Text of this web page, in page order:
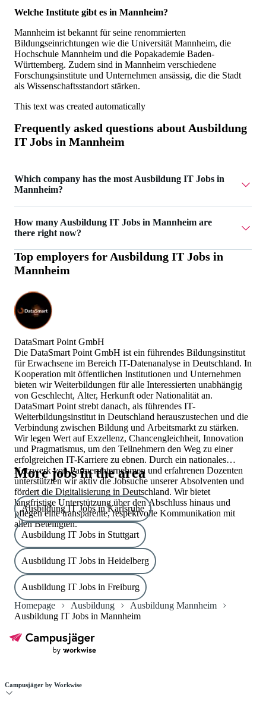
Welche Institute gibt es in Mannheim?
Mannheim ist bekannt für seine renommierten
Bildungseinrichtungen wie die Universität Mannheim, die
Hochschule Mannheim und die Popakademie Baden-
Württemberg. Zudem sind in Mannheim verschiedene
Forschungsinstitute und Unternehmen ansässig, die die Stadt
als Wissenschaftsstandort stärken.
This text was created automatically
Frequently asked questions about Ausbildung
IT Jobs in Mannheim
Which company has the most Ausbildung IT Jobs in
Mannheim?
Mannheim.
How many Ausbildung IT Jobs in Mannheim are
there right now?
Currently there are 3 Ausbildung IT Jobs in Mannheim.
Top employers for Ausbildung IT Jobs in
Mannheim
DataSmart Point GmbH
Die DataSmart Point GmbH ist ein führendes Bildungsinstitut
für Erwachsene im Bereich IT-Datenanalyse in Deutschland. In
Kooperation mit öffentlichen Institutionen und Unternehmen
bieten wir Weiterbildungen für alle Interessierten unabhängig
von Geschlecht, Alter, Herkunft oder Nationalität an.
DataSmart Point strebt danach, als führendes IT-
Weiterbildungsinstitut in Deutschland herauszustechen und die
Verbindung zwischen Bildung und Arbeitsmarkt zu stärken.
Wir legen Wert auf Exzellenz, Chancengleichheit, Innovation
und Pragmatismus, um den Teilnehmern den Weg zu einer
erfolgreichen IT-Karriere zu ebnen. Durch ein nationales
Netzwerk von Partnerunternehmen und erfahrenen Dozenten
unterstützten wir aktiv die Jobsuche unserer Absolventen und
fördert die Digitalisierung in Deutschland. Wir bietet
langfristige Unterstützung über den Abschluss hinaus und
pflegen eine transparente, respektvolle Kommunikation mit
allen Beteiligten.
More jobs in the area
Ausbildung IT Jobs in Karlsruhe
Ausbildung IT Jobs in Stuttgart
Ausbildung IT Jobs in Heidelberg
Ausbildung IT Jobs in Freiburg
Homepage
Ausbildung
Ausbildung Mannheim
Ausbildung IT Jobs in Mannheim
Campusjäger by Workwise